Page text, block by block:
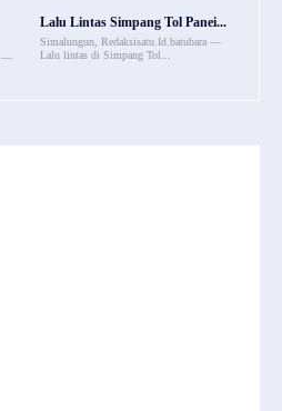
—
Lalu Lintas Simpang Tol Panei...
Simalungun, Redaksisatu.Id.batubara —
Lalu lintas di Simpang Tol...